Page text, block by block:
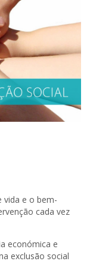
vida e o bem-
cada vez
económica e
exclusão social